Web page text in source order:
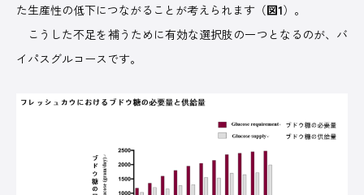
た生産性の低下につながることが考えられます（図1）。
こうした不足を補うために有効な選択肢の一つとなるのが、バ
イパスグルコースです。